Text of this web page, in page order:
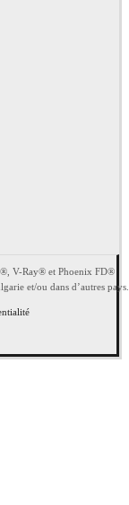
V-Ray® et Phoenix FD®
et/ou dans d’autres pays.